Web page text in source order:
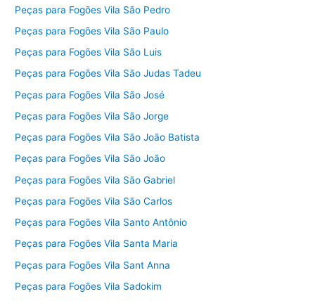
Peças para Fogões Vila São Pedro
Peças para Fogões Vila São Paulo
Peças para Fogões Vila São Luis
Peças para Fogões Vila São Judas Tadeu
Peças para Fogões Vila São José
Peças para Fogões Vila São Jorge
Peças para Fogões Vila São João Batista
Peças para Fogões Vila São João
Peças para Fogões Vila São Gabriel
Peças para Fogões Vila São Carlos
Peças para Fogões Vila Santo Antônio
Peças para Fogões Vila Santa Maria
Peças para Fogões Vila Sant Anna
Peças para Fogões Vila Sadokim